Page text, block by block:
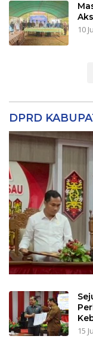
10
DPRD
15